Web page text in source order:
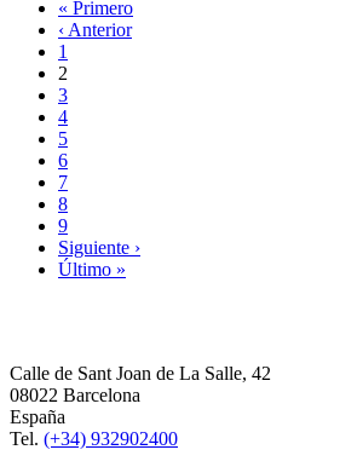
« Primero
‹ Anterior
1
2
3
4
5
6
7
8
9
Siguiente ›
Último »
Calle de Sant Joan de La Salle, 42
08022 Barcelona
España
Tel. (+34) 932902400